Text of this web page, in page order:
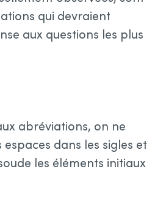
qui devraient
aux questions les plus
abréviations, on ne
dans les sigles et
les éléments initiaux